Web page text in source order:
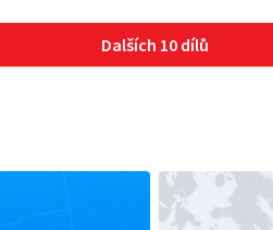
Dalších 10 dílů